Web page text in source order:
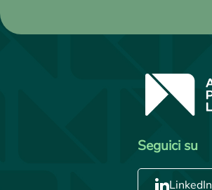
Seguici su
LinkedIn